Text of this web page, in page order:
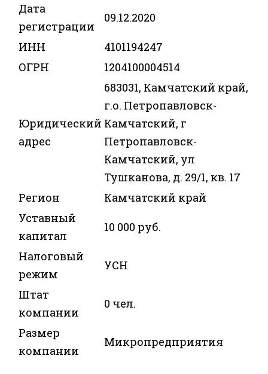
Дата
регистрации
09.12.2020
ИНН
4101194247
ОГРН
1204100004514
Юридический
адрес
683031, Камчатский край,
г.о. Петропавловск-
Камчатский, г
Петропавловск-
Камчатский, ул
Тушканова, д. 29/1, кв. 17
Регион
Камчатский край
Уставный
капитал
10 000 руб.
Налоговый
режим
УСН
Штат
компании
0 чел.
Размер
компании
Микропредприятия